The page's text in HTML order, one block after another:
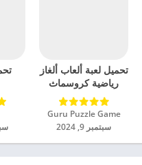
تحميل لعبة ألعاب ألغاز
رياضية كروسماث
مهكرة للاندرويد 2024
Guru Puzzle Game‏
سبتمبر 9, 2024